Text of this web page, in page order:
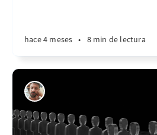
hace 4 meses • 8 min de lectura